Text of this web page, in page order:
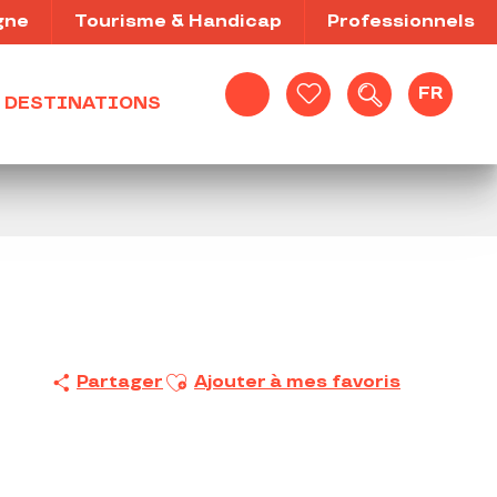
Recherche
FR
Tourisme & Handicap Professionnels
DESTINATIONS
Partager Ajouter aux favoris
Ajouter à mes favoris